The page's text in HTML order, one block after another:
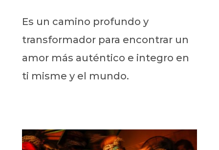
Es un camino profundo y
transformador para encontrar un
amor más auténtico e integro en
ti misme y el mundo.